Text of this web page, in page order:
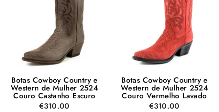
Botas Cowboy Country e
Western de Mulher 2524
Couro Castanho Escuro
€310.00
Botas Cowboy Country e
Western de Mulher 2524
Couro Vermelho Lavado
€310.00